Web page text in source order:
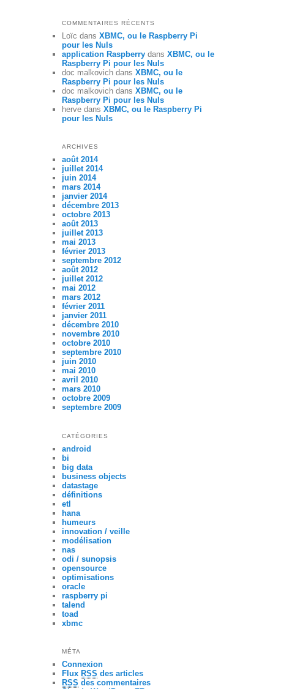
COMMENTAIRES RÉCENTS
Loïc dansXBMC, ou le Raspberry Pi
pour les Nuls
application Raspberry dansXBMC, ou le
Raspberry Pi pour les Nuls
doc malkovich dansXBMC, ou le
Raspberry Pi pour les Nuls
doc malkovich dansXBMC, ou le
Raspberry Pi pour les Nuls
herve dansXBMC, ou le Raspberry Pi
pour les Nuls
ARCHIVES
août 2014
juillet 2014
juin 2014
mars 2014
janvier 2014
décembre 2013
octobre 2013
août 2013
juillet 2013
mai 2013
février 2013
septembre 2012
août 2012
juillet 2012
mai 2012
mars 2012
février 2011
janvier 2011
décembre 2010
novembre 2010
octobre 2010
septembre 2010
juin 2010
mai 2010
avril 2010
mars 2010
octobre 2009
septembre 2009
CATÉGORIES
android
bi
big data
business objects
datastage
définitions
etl
hana
humeurs
innovation / veille
modélisation
nas
odi / sunopsis
opensource
optimisations
oracle
raspberry pi
talend
toad
xbmc
MÉTA
Connexion
Flux RSS des articles
RSS des commentaires